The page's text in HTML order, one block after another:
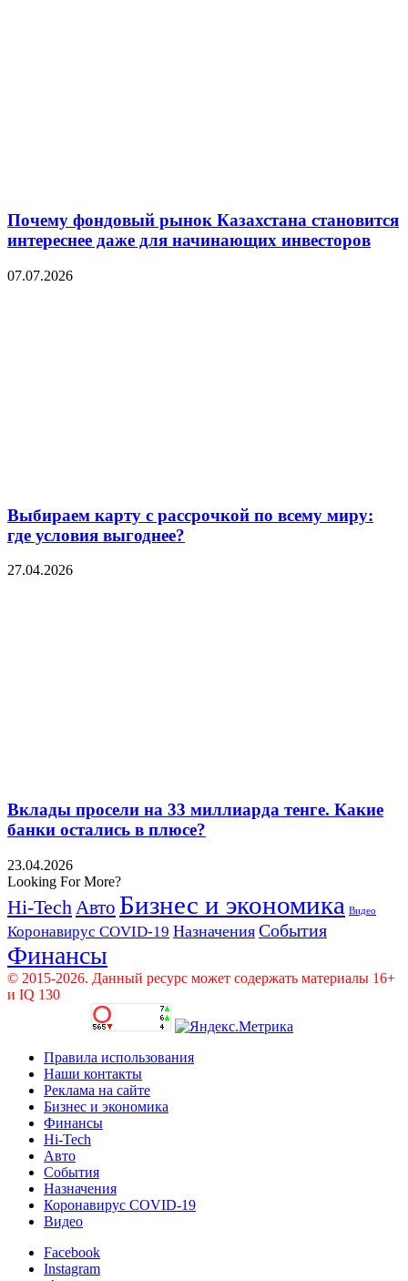
Почему фондовый рынок Казахстана становится
интереснее даже для начинающих инвесторов
07.07.2026
Выбираем карту с рассрочкой по всему миру:
где условия выгоднее?
27.04.2026
Вклады просели на 33 миллиарда тенге. Какие
банки остались в плюсе?
23.04.2026
Looking For More?
Hi-Tech Авто Бизнес и экономика Видео
Коронавирус COVID-19 Назначения События
Финансы
© 2015-2026. Данный ресурс может содержать материалы 16+
и IQ 130
Правила использования
Наши контакты
Реклама на сайте
Бизнес и экономика
Финансы
Hi-Tech
Авто
События
Назначения
Коронавирус COVID-19
Видео
Facebook
Instagram